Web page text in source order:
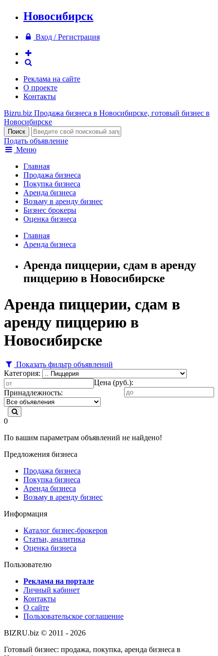
Новосибирск
Вход / Регистрация
Реклама на сайте
О проекте
Контакты
Bizru.biz Продажа бизнеса в Новосибирске, готовый бизнес в
Новосибирске
Подать объявление
Меню
Главная
Продажа бизнеса
Покупка бизнеса
Аренда бизнеса
Возьму в аренду бизнес
Бизнес брокеры
Оценка бизнеса
Главная
Аренда бизнеса
Аренда пиццерии, сдам в аренду
пиццерию в Новосибирске
Аренда пиццерии, сдам в
аренду пиццерию в
Новосибирске
Показать фильтр объявлений
Категория:
Цена (руб.):
Принадлежность:
0
По вашим параметрам объявлений не найдено!
Предложения бизнеса
Продажа бизнеса
Покупка бизнеса
Аренда бизнеса
Возьму в аренду бизнес
Информация
Каталог бизнес-брокеров
Статьи, аналитика
Оценка бизнеса
Пользователю
Реклама на портале
Личный кабинет
Контакты
О сайте
Пользовательское соглашение
BIZRU.biz © 2011 - 2026
Готовый бизнес: продажа, покупка, аренда бизнеса в